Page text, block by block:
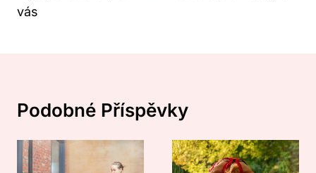
vás
Podobné Příspěvky